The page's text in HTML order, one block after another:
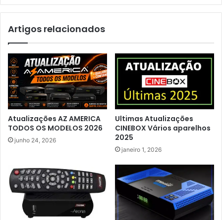
Artigos relacionados
Atualizações AZ AMERICA
TODOS OS MODELOS 2026
junho 24, 2026
Ultimas Atualizações
CINEBOX Vários aparelhos
2025
janeiro 1, 2026